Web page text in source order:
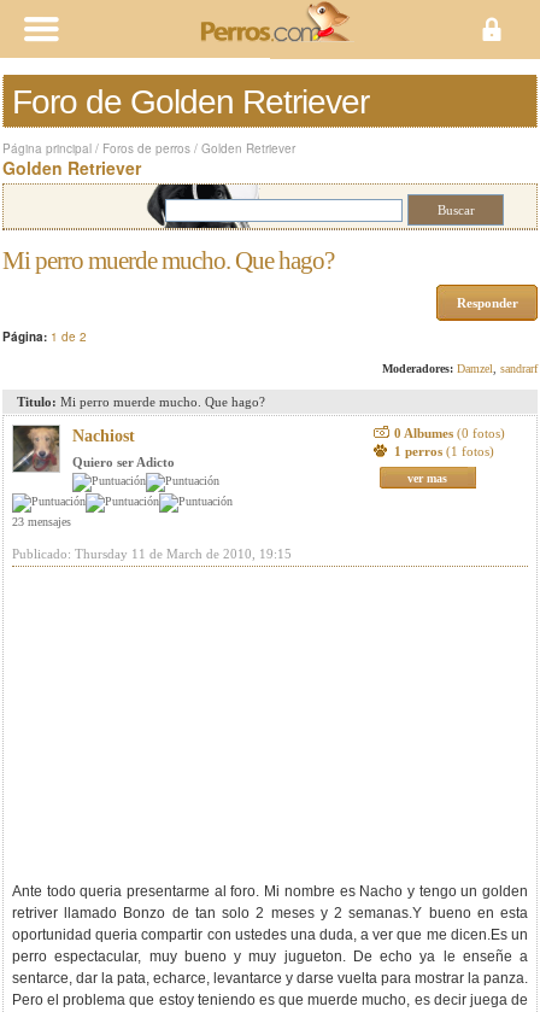
Foro de Golden Retriever
Página principal / Foros de perros / Golden Retriever
Golden Retriever
Mi perro muerde mucho. Que hago?
Responder
Página: 1 de 2
Moderadores: Damzel sandrarf
Titulo: Mi perro muerde mucho. Que hago?
Nachiost
Quiero ser Adicto
23 mensajes
0 Albumes (0 fotos)
1 perros (1 fotos)
ver mas
Publicado: Thursday 11 de March de 2010, 19:15
Ante todo queria presentarme al foro. Mi nombre es Nacho y tengo un golden
retriver llamado Bonzo de tan solo 2 meses y 2 semanas.Y bueno en esta
oportunidad queria compartir con ustedes una duda, a ver que me dicen.Es un
perro espectacular, muy bueno y muy jugueton. De echo ya le enseñe a
sentarce, dar la pata, echarce, levantarce y darse vuelta para mostrar la panza.
Pero el problema que estoy teniendo es que muerde mucho, es decir juega de